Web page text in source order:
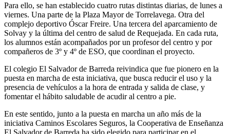
Para ello, se han establecido cuatro rutas distintas diarias, de lunes a
viernes. Una parte de la Plaza Mayor de Torrelavega. Otra del
complejo deportivo Óscar Freire. Una tercera del aparcamiento de
Solvay y la última del centro de salud de Requejada. En cada ruta,
los alumnos están acompañados por un profesor del centro y por
compañeros de 3º y 4º de ESO, que coordinan el proyecto.
El colegio El Salvador de Barreda reivindica que fue pionero en la
puesta en marcha de esta iniciativa, que busca reducir el uso y la
presencia de vehículos a la hora de entrada y salida de clase, y
fomentar el hábito saludable de acudir al centro a pie.
En este sentido, junto a la puesta en marcha un año más de la
iniciativa Caminos Escolares Seguros, la Cooperativa de Enseñanza
El Salvador de Barreda ha sido elegido para participar en el